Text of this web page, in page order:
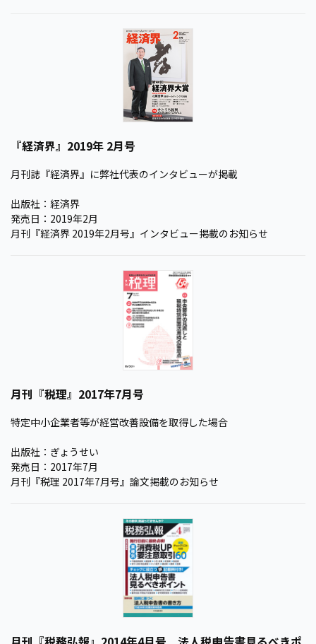
『経済界』2019年 2月号
月刊誌『経済界』に弊社代表のインタビューが掲載
出版社：経済界
発売日：2019年2月
月刊『経済界 2019年2月号』インタビュー掲載のお知らせ
月刊『税理』2017年7月号
特定中小企業者等が経営改善設備を取得した場合
出版社：ぎょうせい
発売日：2017年7月
月刊『税理 2017年7月号』論文掲載のお知らせ